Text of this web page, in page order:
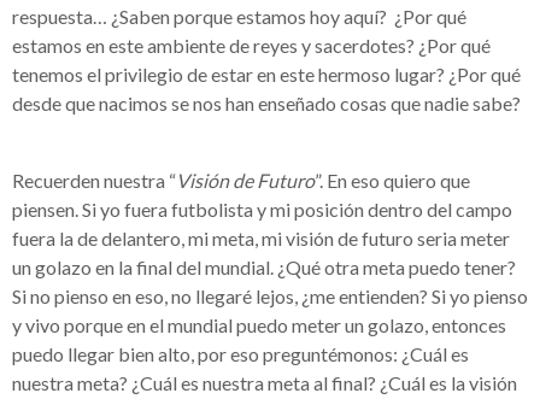
respuesta… ¿Saben porque estamos hoy aquí? ¿Por qué
estamos en este ambiente de reyes y sacerdotes? ¿Por qué
tenemos el privilegio de estar en este hermoso lugar? ¿Por qué
desde que nacimos se nos han enseñado cosas que nadie sabe?
Recuerden nuestra “Visión de Futuro”. En eso quiero que
piensen. Si yo fuera futbolista y mi posición dentro del campo
fuera la de delantero, mi meta, mi visión de futuro seria meter
un golazo en la final del mundial. ¿Qué otra meta puedo tener?
Si no pienso en eso, no llegaré lejos, ¿me entienden? Si yo pienso
y vivo porque en el mundial puedo meter un golazo, entonces
puedo llegar bien alto, por eso preguntémonos: ¿Cuál es
nuestra meta? ¿Cuál es nuestra meta al final? ¿Cuál es la visión